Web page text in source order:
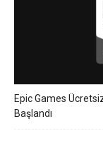
Epic Games
Başlandı